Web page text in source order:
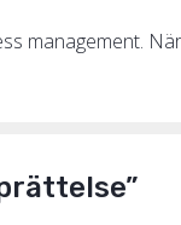
management.